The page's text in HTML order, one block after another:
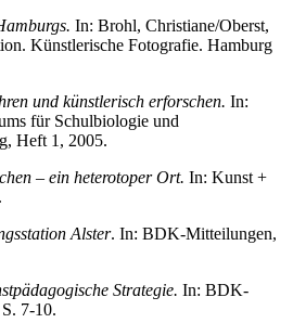
In: Brohl, Christiane/Oberst,
Künstlerische Fotografie. Hamburg
und künstlerisch erforschen. In:
für Schulbiologie und
Heft 1, 2005.
– ein heterotoper Ort. In: Kunst +
Alster. In: BDK-Mitteilungen,
ädagogische Strategie. In: BDK-
7-10.